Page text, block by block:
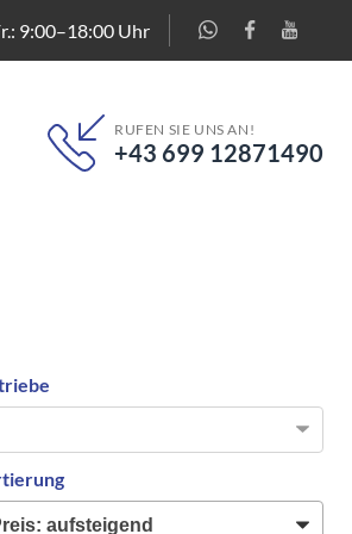
9:00–18:00 Uhr
RUFEN SIE UNS AN!
+43 699 12871490